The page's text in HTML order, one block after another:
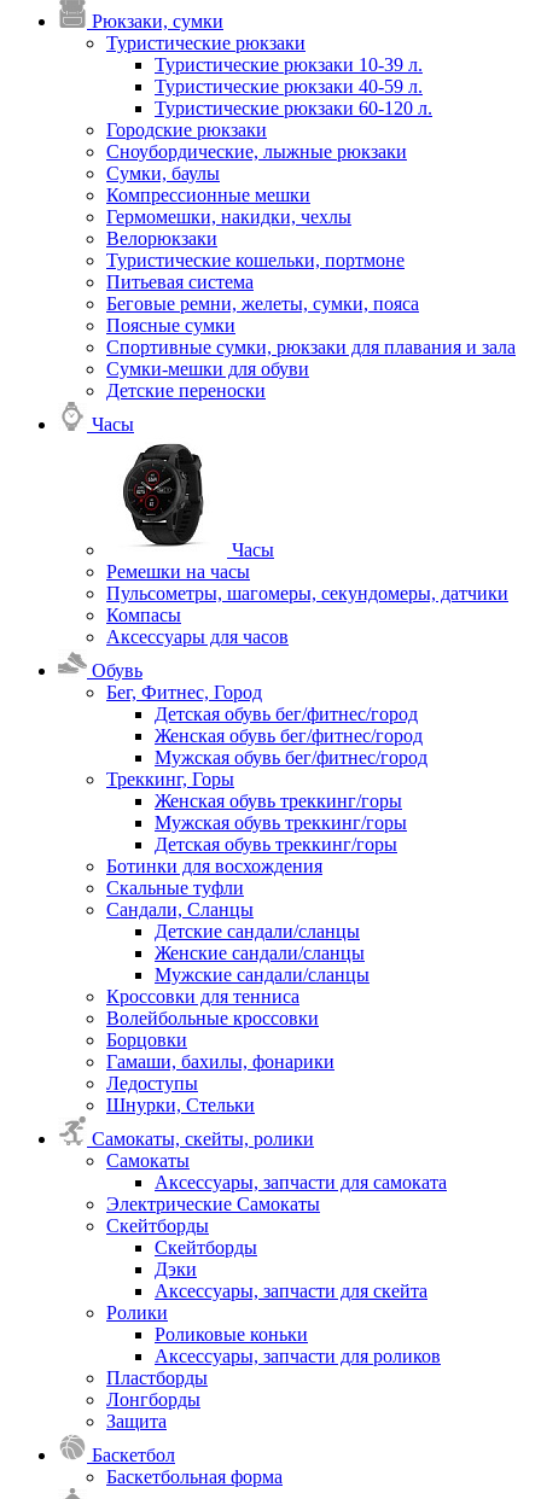
Рюкзаки, сумки
Туристические рюкзаки
Туристические рюкзаки 10-39 л.
Туристические рюкзаки 40-59 л.
Туристические рюкзаки 60-120 л.
Городские рюкзаки
Сноубордические, лыжные рюкзаки
Сумки, баулы
Компрессионные мешки
Гермомешки, накидки, чехлы
Велорюкзаки
Туристические кошельки, портмоне
Питьевая система
Беговые ремни, желеты, сумки, пояса
Поясные сумки
Спортивные сумки, рюкзаки для плавания и зала
Сумки-мешки для обуви
Детские переноски
Часы
Часы
Ремешки на часы
Пульсометры, шагомеры, секундомеры, датчики
Компасы
Аксессуары для часов
Обувь
Бег, Фитнес, Город
Детская обувь бег/фитнес/город
Женская обувь бег/фитнес/город
Мужская обувь бег/фитнес/город
Треккинг, Горы
Женская обувь треккинг/горы
Мужская обувь треккинг/горы
Детская обувь треккинг/горы
Ботинки для восхождения
Скальные туфли
Сандали, Сланцы
Детские сандали/сланцы
Женские сандали/сланцы
Мужские сандали/сланцы
Кроссовки для тенниса
Волейбольные кроссовки
Борцовки
Гамаши, бахилы, фонарики
Ледоступы
Шнурки, Стельки
Самокаты, скейты, ролики
Самокаты
Аксессуары, запчасти для самоката
Электрические Самокаты
Скейтборды
Скейтборды
Дэки
Аксессуары, запчасти для скейта
Ролики
Роликовые коньки
Аксессуары, запчасти для роликов
Пластборды
Лонгборды
Защита
Баскетбол
Баскетбольная форма